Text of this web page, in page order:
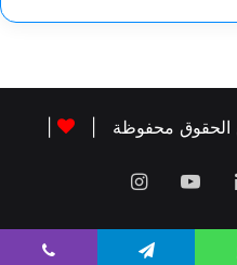
لينكدإن‫YouTubeانستقرام